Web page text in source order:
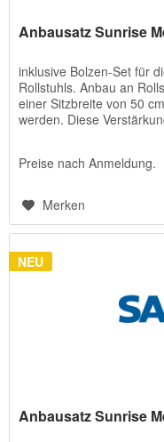
Anbausatz Sunrise
inklusive Bolzen-Set für
Rollstuhls. Anbau an
einer Sitzbreite von 50
werden. Diese
Preise nach Anmeldung.
Merken
NEU
Anbausatz Sunrise